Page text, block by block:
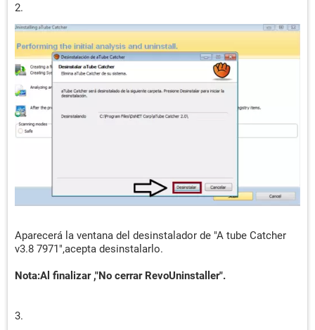
2.
Aparecerá la ventana del desinstalador de "A tube Catcher
v3.8 7971",acepta desinstalarlo.
Nota:Al finalizar ,"No cerrar RevoUninstaller".
3.